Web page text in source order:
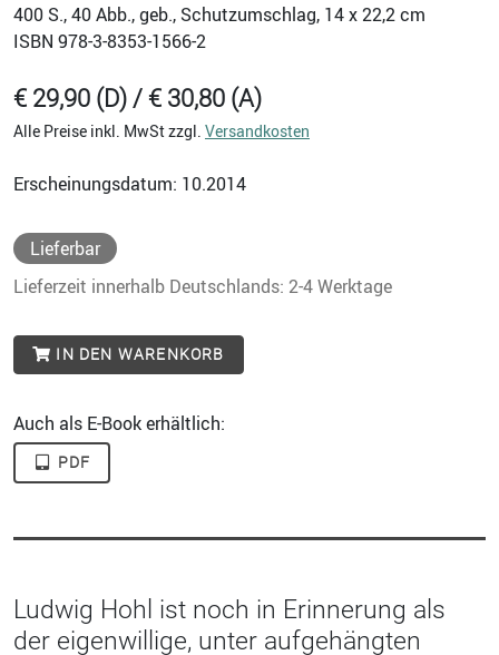
400 S., 40 Abb., geb., Schutzumschlag, 14 x 22,2 cm
ISBN 978-3-8353-1566-2
€ 29,90 (D) / € 30,80 (A)
Alle Preise inkl. MwSt zzgl. Versandkosten
Erscheinungsdatum: 10.2014
Lieferbar
Lieferzeit innerhalb Deutschlands: 2-4 Werktage
IN DEN WARENKORB
Auch als E-Book erhältlich:
PDF
Ludwig Hohl ist noch in Erinnerung als
der eigenwillige, unter aufgehängten